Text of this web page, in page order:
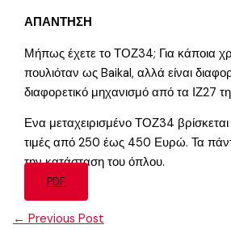
ΑΠΑΝΤΗΣΗ
Μήπως έχετε το ΤΟΖ34; Για κάποια
πουλιόταν ως Baikal, αλλά είναι
διαφορετικό μηχανισμό από τα ΙΖ27
Ενα μεταχειρισμένο ΤΟΖ34
τιμές από 250 έως 450 Ευρώ. Τα
την κατάσταση του όπλου.
PDF
← Previous Post